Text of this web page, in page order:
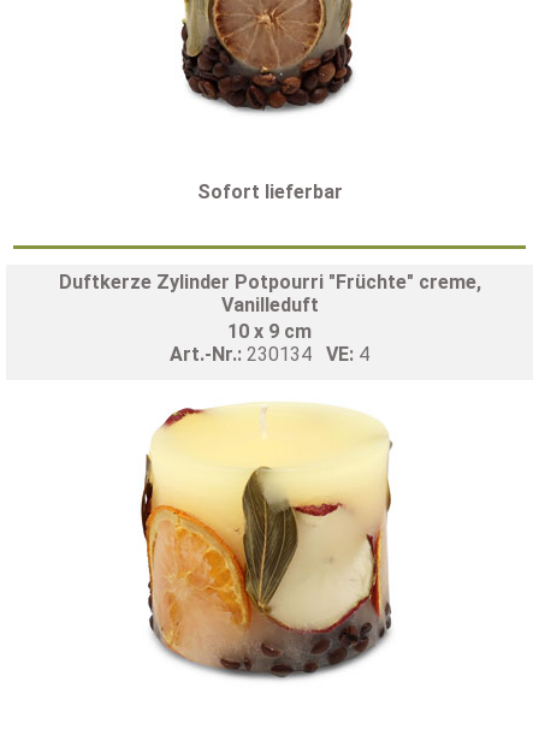
Sofort lieferbar
Duftkerze Zylinder Potpourri "Früchte" creme,
Vanilleduft
10 x 9 cm
Art.-Nr.: 230134 VE: 4